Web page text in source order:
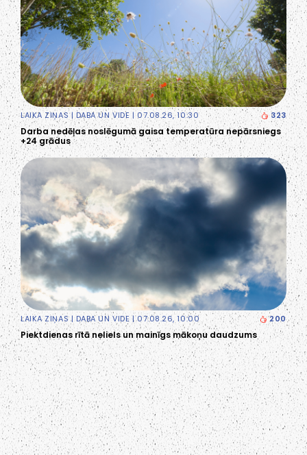
LAIKA ZIŅAS| DABA UN VIDE | 07.08.26, 10:30 323
Darba nedēļas noslēgumā gaisa temperatūra nepārsniegs
+24 grādus
LAIKA ZIŅAS| DABA UN VIDE| 07.08.26, 10:00 200
Piektdienas rītā neliels un mainīgs mākoņu daudzums